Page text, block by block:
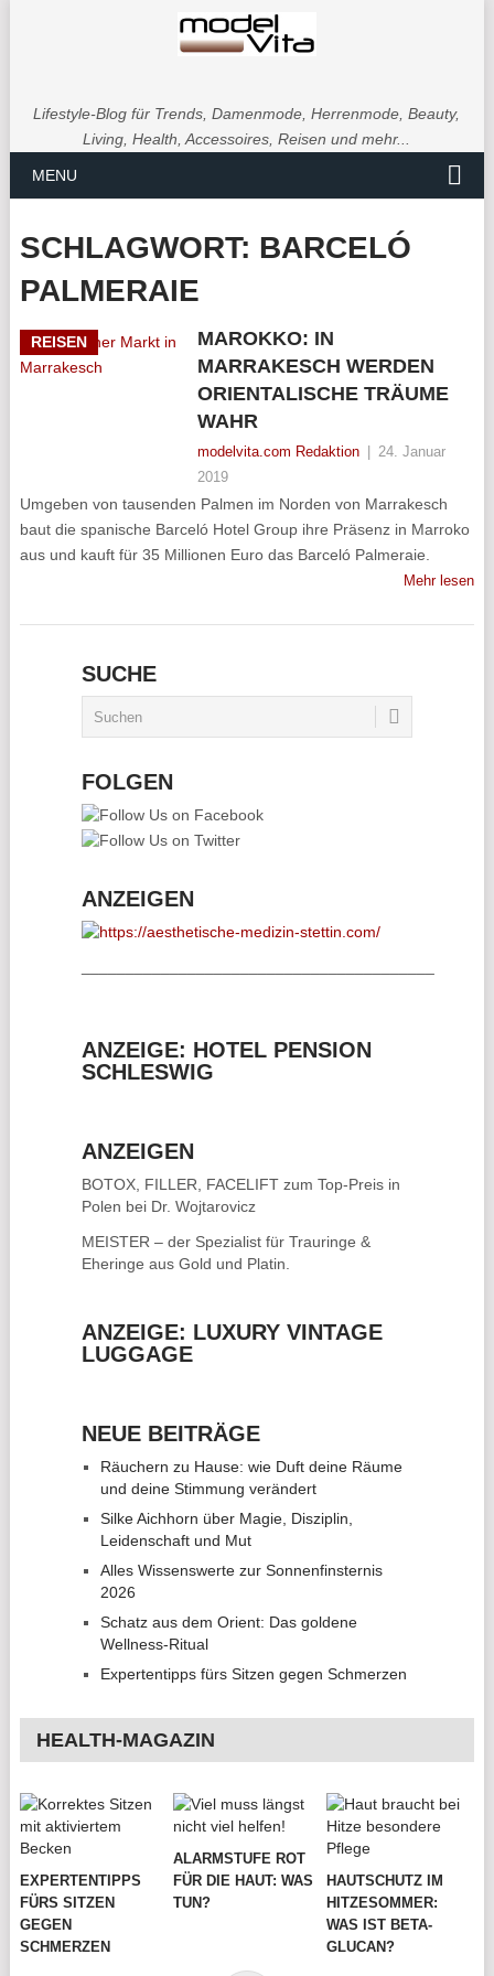
Lifestyle-Blog für Trends, Damenmode, Herrenmode, Beauty,
Living, Health, Accessoires, Reisen und mehr...
MENU
SCHLAGWORT: BARCELÓ
PALMERAIE
REISEN
MAROKKO: IN
MARRAKESCH WERDEN
ORIENTALISCHE TRÄUME
WAHR
modelvita.com Redaktion
24. Januar
2019
Umgeben von tausenden Palmen im Norden von Marrakesch
baut die spanische Barceló Hotel Group ihre Präsenz in Marroko
aus und kauft für 35 Millionen Euro das Barceló Palmeraie.
Mehr lesen
SUCHE
FOLGEN
ANZEIGEN
ANZEIGE: HOTEL PENSION
SCHLESWIG
ANZEIGEN
BOTOX, FILLER, FACELIFTzum Top-Preis in
Polen bei Dr. Wojtarovicz
MEISTER – der Spezialist für Trauringe &
Eheringe aus Gold und Platin.
ANZEIGE: LUXURY VINTAGE
LUGGAGE
NEUE BEITRÄGE
Räuchern zu Hause: wie Duft deine Räume
und deine Stimmung verändert
Silke Aichhorn über Magie, Disziplin,
Leidenschaft und Mut
Alles Wissenswerte zur Sonnenfinsternis
2026
Schatz aus dem Orient: Das goldene
Wellness-Ritual
Expertentipps fürs Sitzen gegen Schmerzen
HEALTH-MAGAZIN
EXPERTENTIPPS
FÜRS SITZEN
GEGEN
SCHMERZEN
ALARMSTUFE ROT
FÜR DIE HAUT: WAS
TUN?
HAUTSCHUTZ IM
HITZESOMMER:
WAS IST BETA-
GLUCAN?